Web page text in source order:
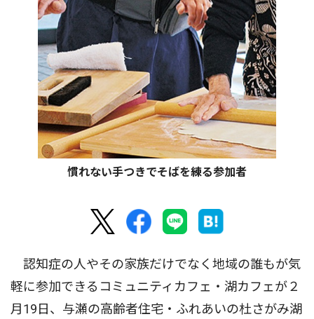
慣れない手つきでそばを練る参加者
認知症の人やその家族だけでなく地域の誰もが気
軽に参加できるコミュニティカフェ・湖カフェが２
月19日、与瀬の高齢者住宅・ふれあいの杜さがみ湖